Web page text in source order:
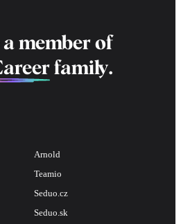
a member of
family.
Arnold
Teamio
Seduo.cz
Seduo.sk